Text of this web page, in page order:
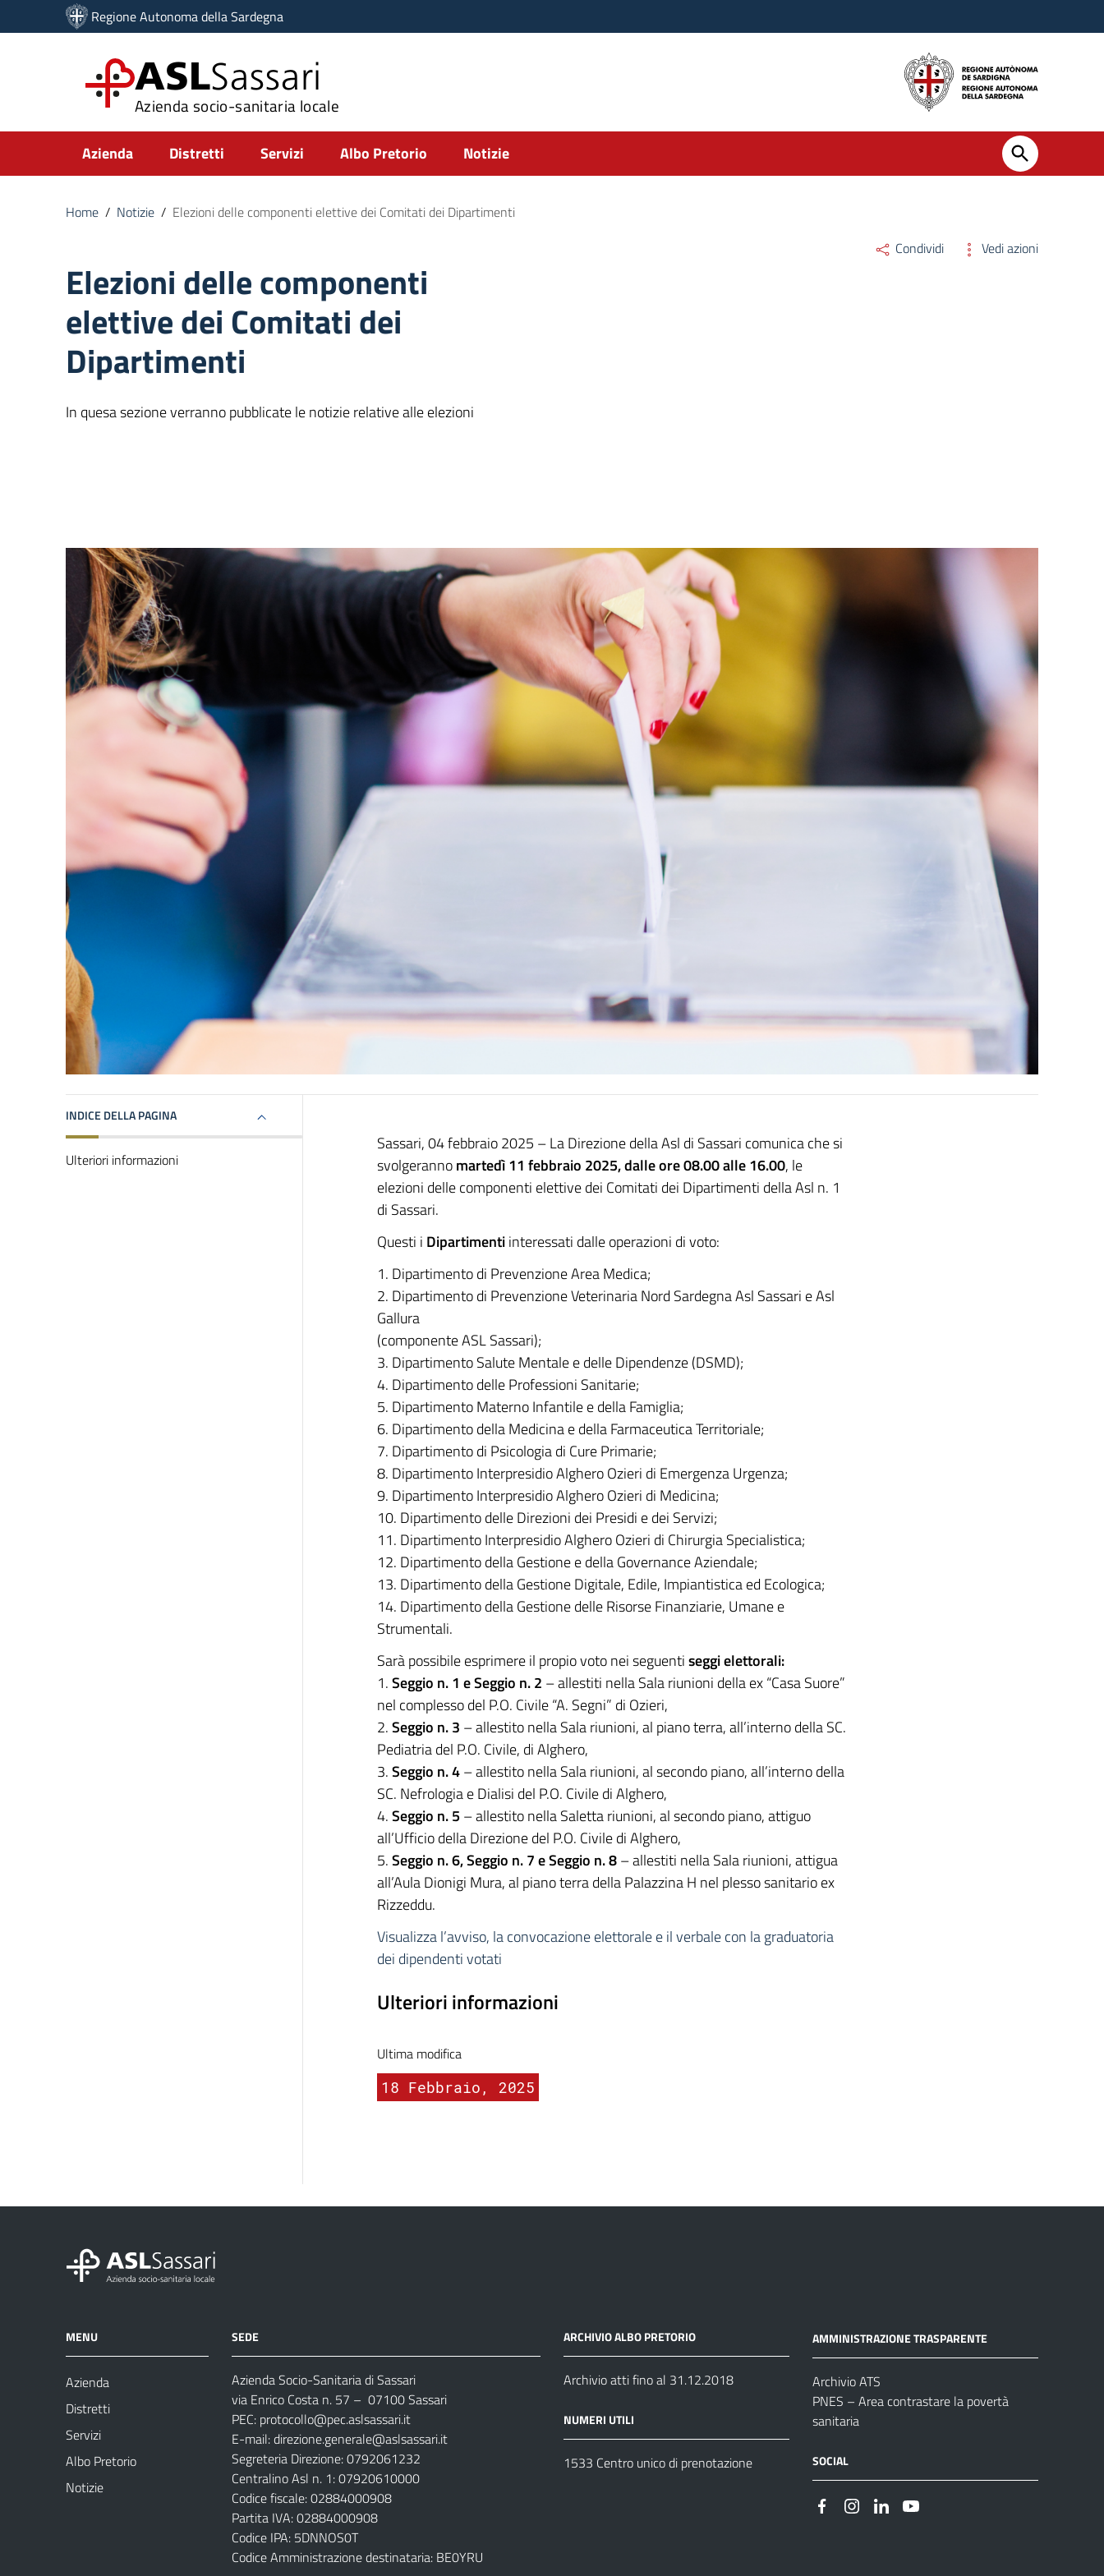
Vai ai contenuti
Vai al menu di navigazione
Regione Autonoma della Sardegna
ASLSassari
Azienda socio-sanitaria locale
Submenu
Azienda Distretti Servizi Albo Pretorio Notizie
Home / Notizie / Elezioni delle componenti elettive dei Comitati dei Dipartimenti
Elezioni delle componenti
elettive dei Comitati dei
Dipartimenti
In quesa sezione verranno pubblicate le notizie relative alle elezioni
Condividi Vedi azioni
INDICE DELLA PAGINA
Ulteriori informazioni
Sassari, 04 febbraio 2025 – La Direzione della Asl di Sassari comunica che si
svolgerannomartedì 11 febbraio 2025, dalle ore 08.00 alle 16.00, le
elezioni delle componenti elettive dei Comitati dei Dipartimenti della Asl n. 1
di Sassari.
Questi i Dipartimentiinteressati dalle operazioni di voto:
1. Dipartimento di Prevenzione Area Medica;
2. Dipartimento di Prevenzione Veterinaria Nord Sardegna Asl Sassari e Asl
Gallura
(componente ASL Sassari);
3. Dipartimento Salute Mentale e delle Dipendenze (DSMD);
4. Dipartimento delle Professioni Sanitarie;
5. Dipartimento Materno Infantile e della Famiglia;
6. Dipartimento della Medicina e della Farmaceutica Territoriale;
7. Dipartimento di Psicologia di Cure Primarie;
8. Dipartimento Interpresidio Alghero Ozieri di Emergenza Urgenza;
9. Dipartimento Interpresidio Alghero Ozieri di Medicina;
10. Dipartimento delle Direzioni dei Presidi e dei Servizi;
11. Dipartimento Interpresidio Alghero Ozieri di Chirurgia Specialistica;
12. Dipartimento della Gestione e della Governance Aziendale;
13. Dipartimento della Gestione Digitale, Edile, Impiantistica ed Ecologica;
14. Dipartimento della Gestione delle Risorse Finanziarie, Umane e
Strumentali.
Sarà possibile esprimere il propio voto nei seguentiseggi elettorali:
1.Seggio n. 1 e Seggio n. 2 – allestiti nella Sala riunioni della ex “Casa Suore”
nel complesso del P.O. Civile “A. Segni” di Ozieri,
2.Seggio n. 3 – allestito nella Sala riunioni, al piano terra, all’interno della SC.
Pediatria del P.O. Civile, di Alghero,
3.Seggio n. 4– allestito nella Sala riunioni, al secondo piano, all’interno della
SC. Nefrologia e Dialisi del P.O. Civile di Alghero,
4.Seggio n. 5 – allestito nella Saletta riunioni, al secondo piano, attiguo
all’Ufficio della Direzione del P.O. Civile di Alghero,
5.Seggio n. 6, Seggio n. 7 e Seggio n. 8– allestiti nella Sala riunioni, attigua
all’Aula Dionigi Mura, al piano terra della Palazzina H nel plesso sanitario ex
Rizzeddu.
Visualizza l’avviso, la convocazione elettoralee il verbale con la graduatoria
dei dipendenti votati
Ulteriori informazioni
Ultima modifica
18 Febbraio, 2025
MENU
Azienda
Distretti
Servizi
Albo Pretorio
Notizie
SEDE
Azienda Socio-Sanitaria di Sassari
via Enrico Costa n. 57 – 07100 Sassari
PEC: protocollo@pec.aslsassari.it
E-mail:direzione.generale@aslsassari.it
Segreteria Direzione: 0792061232
Centralino Asl n. 1: 07920610000
Codice fiscale: 02884000908
Partita IVA: 02884000908
Codice IPA: 5DNNOS0T
Codice Amministrazione destinataria: BE0YRU
ARCHIVIO ALBO PRETORIO
Archivio atti fino al 31.12.2018
NUMERI UTILI
1533 Centro unico di prenotazione
AMMINISTRAZIONE TRASPARENTE
Archivio ATS
PNES – Area contrastare la povertà
sanitaria
SOCIAL